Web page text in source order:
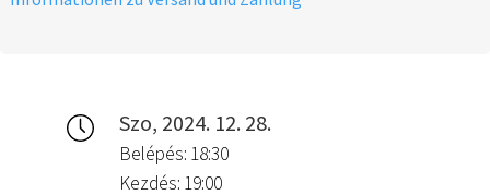
Szo, 2024. 12. 28.
Belépés: 18:30
Kezdés: 19:00